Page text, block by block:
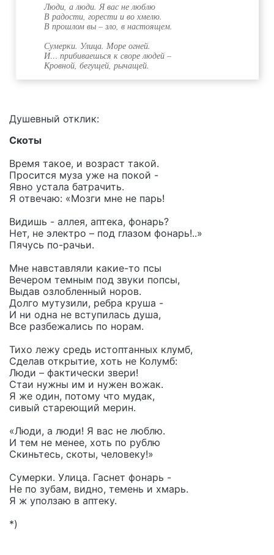
Люди, а люди. Я вас не люблю
В радости, горести и во хмелю.
В прошлом вы – зло, в настоящем.
Сумерки. Улица. Море огней.
И… прибиваешься к своре людей –
Кровной, бегущей, рычащей.
Душевный отклик:
Скоты
Время такое, и возраст такой.
Просится муза уже на покой -
Явно устала батрачить.
Я отвечаю: «Мозги мне не парь!
Видишь - аллея, аптека, фонарь?
Нет, не электро – под глазом фонарь!..»
Пячусь по-рачьи.
Мне навставляли какие-то псы
Вечером темным под звуки попсы,
Выдав озлобленный норов.
Долго мутузили, ребра круша -
И ни одна не вступилась душа,
Все разбежались по норам.
Тихо лежу средь истоптанных клумб,
Сделав открытие, хоть не Колумб:
Люди – фактически звери!
Стаи нужны им и нужен вожак.
Я же один, потому что мудак,
сивый стареющий мерин.
«Люди, а люди! Я вас не люблю.
И тем не менее, хоть по рублю
Скиньтесь, скоты, человеку!»
Сумерки. Улица. Гаснет фонарь -
Не по зубам, видно, темень и хмарь.
Я ж уползаю в аптеку.
*)